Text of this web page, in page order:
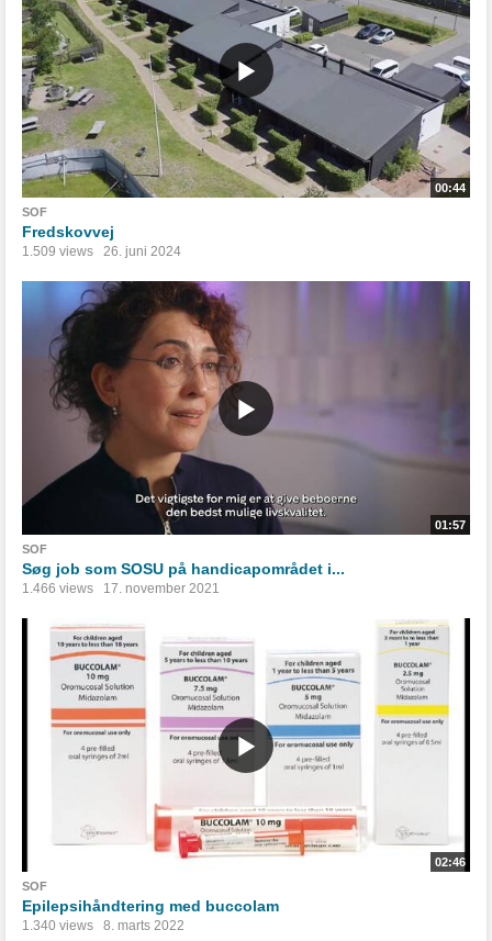
00:44
SOF
Fredskovvej
1.509 views 26. juni 2024
01:57
SOF
Søg job som SOSU på handicapområdet i...
1.466 views 17. november 2021
02:46
SOF
Epilepsihåndtering med buccolam
1.340 views 8. marts 2022